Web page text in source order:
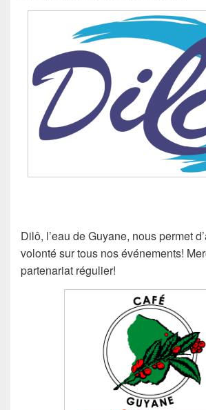
Dilô, l’eau de Guyane, nous permet
volonté sur tous nos événements!
partenariat régulier!